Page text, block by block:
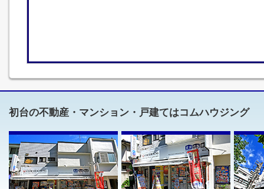
初台の不動産・マンション・戸建てはコムハウジング